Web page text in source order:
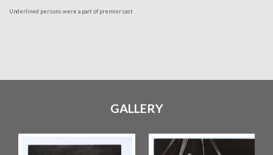
Underlined persons were a part of premier cast
GALLERY